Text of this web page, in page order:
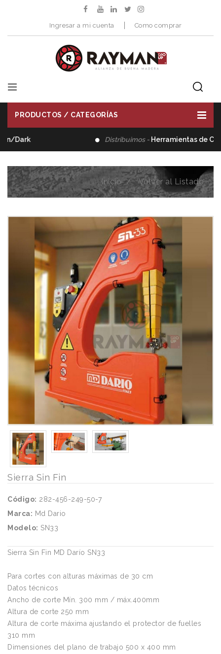
Ingresar a mi cuenta Como comprar
PRODUCTOS / CATEGORÍAS
Distribuimos - Herramientas de Corte
Inicio Volver al Listado
Sierra Sin Fin
Código: 282-456-249-50-7
Marca: Md Dario
Modelo: SN33
Sierra Sin Fin MD Darío SN33
Para cortes con alturas máximas de 30 cm
Datos técnicos
Ancho de corte Mín. 300 mm / máx.400mm
Altura de corte 250 mm
Altura de corte máxima ajustando el protector de fuelles
310 mm
Dimensiones del plano de trabajo 500 x 400 mm